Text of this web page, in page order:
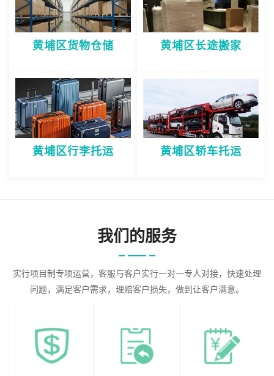
黄埔区货物仓储 黄埔区长途搬家
黄埔区行李托运 黄埔区轿车托运
我们的服务
实行项目制专项运营，客服与客户实行一对一专人对接，快速处理
问题，满足客户需求，理赔客户损失，做到让客户满意。